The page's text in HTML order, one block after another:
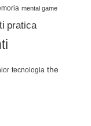
mental game
pratica
tecnologia the